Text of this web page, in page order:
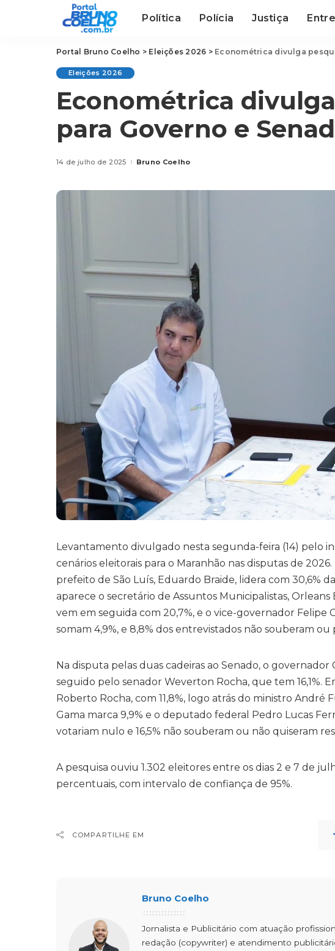
Política Polícia Justiça
Portal Bruno Coelho > Eleições 2026 > Econométrica divulga
Eleições 2026
Econométrica
para Governo e
14 de julho de 2025Posted
Bruno Coelho
Levantamento divulgado nesta segunda-feira (14) pelo
cenários eleitorais para o Maranhão nas disputas de
prefeito de São Luís, Eduardo Braide, lidera com 30,6%
aparece o secretário de Assuntos Municipalistas, Orleans
vem em seguida com 20,7%, e o vice-governador Felipe
somam 4,9%, e 8,8% dos entrevistados não souberam
Na disputa pelas duas cadeiras ao Senado, o governador
seguido pelo senador Weverton Rocha, que tem 16,1%.
Roberto Rocha, com 11,8%, logo atrás do ministro André
Gama marca 9,9% e o deputado federal Pedro Lucas
votariam nulo e 16,5% não souberam ou não quiseram
A pesquisa ouviu 1.302 eleitores entre os dias 2 e 7 de
percentuais, com intervalo de confiança de 95%.
COMPARTILHE EM
Bruno Coelho
Jornalista e Publicitário com atuação
redação (copywriter) e atendimento